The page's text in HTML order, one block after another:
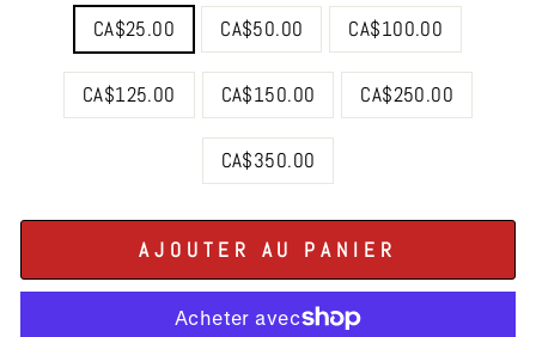
CA$25.00 CA$50.00 CA$100.00
CA$125.00 CA$150.00 CA$250.00
CA$350.00
AJOUTER AU PANIER